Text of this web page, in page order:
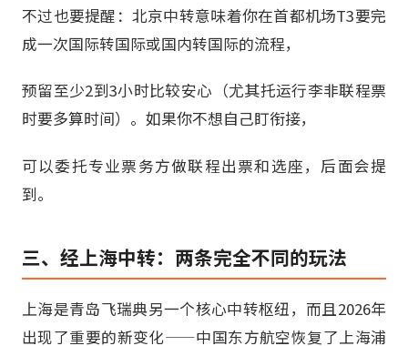
不过也要提醒：北京中转意味着你在首都机场T3要完
成一次国际转国际或国内转国际的流程，
预留至少2到3小时比较安心（尤其托运行李非联程票
时要多算时间）。如果你不想自己盯衔接，
可以委托专业票务方做联程出票和选座，后面会提
到。
三、经上海中转：两条完全不同的玩法
上海是青岛飞瑞典另一个核心中转枢纽，而且2026年
出现了重要的新变化——中国东方航空恢复了上海浦